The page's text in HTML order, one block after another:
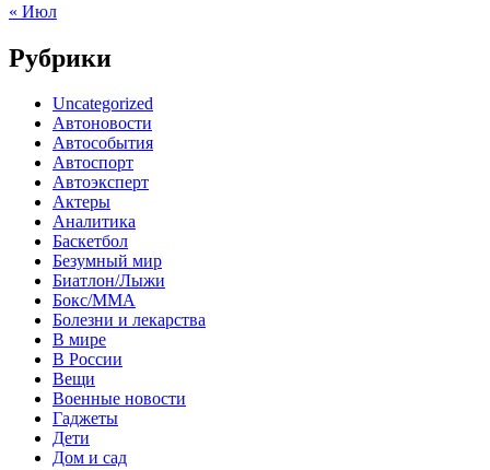
« Июл
Рубрики
Uncategorized
Автоновости
Автособытия
Автоспорт
Автоэксперт
Актеры
Аналитика
Баскетбол
Безумный мир
Биатлон/Лыжи
Бокс/MMA
Болезни и лекарства
В мире
В России
Вещи
Военные новости
Гаджеты
Дети
Дом и сад